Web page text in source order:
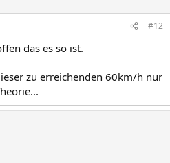
#12
das es so ist.
zu erreichenden 60km/h nur